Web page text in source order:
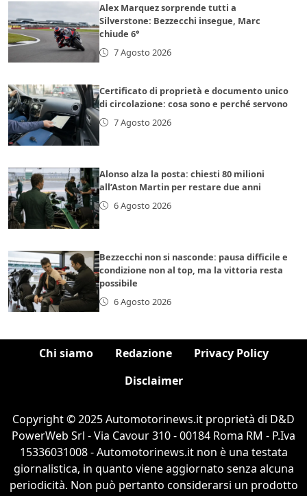
Alex Marquez sorprende tutti a
Silverstone: Bezzecchi insegue, Marc
chiude 6°
7 Agosto 2026
Certificato di proprietà e documento unico
di circolazione: cosa sono e perché servono
7 Agosto 2026
Alonso alza la posta: chiesti 80 milioni
all’Aston Martin per restare due anni
6 Agosto 2026
Bezzecchi non si nasconde: pausa difficile e
condizione non al top, ma la vittoria resta
possibile
6 Agosto 2026
Chi siamo Redazione
Privacy Policy
Disclaimer
Copyright © 2025 Automotorinews.it proprietà di D&D
PowerWeb Srl - Via Cavour 310 - 00184 Roma RM - P.Iva
15336031008 - Automotorinews.it non è una testata
giornalistica, in quanto viene aggiornato senza alcuna
periodicità. Non può pertanto considerarsi un prodotto